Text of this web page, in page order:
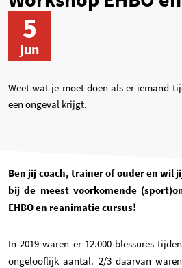
5
jun
Weet wat je moet doen als er iemand
een ongeval krijgt.
Ben jij coach, trainer of ouder en wil
bij de meest voorkomende
EHBO en reanimatie cursus!
In 2019 waren er 12.000 blessures
ongelooflijk aantal. 2/3 daarvan